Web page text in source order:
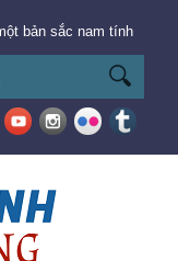
bản sắc nam tính vượt